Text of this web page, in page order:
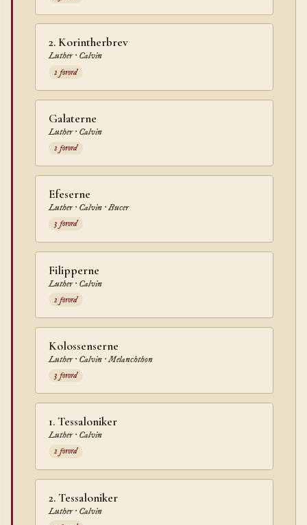
2. Korintherbrev
Luther · Calvin
2 forord
Galaterne
Luther · Calvin
2 forord
Efeserne
Luther · Calvin · Bucer
3 forord
Filipperne
Luther · Calvin
2 forord
Kolossenserne
Luther · Calvin · Melanchthon
3 forord
1. Tessaloniker
Luther · Calvin
2 forord
2. Tessaloniker
Luther · Calvin